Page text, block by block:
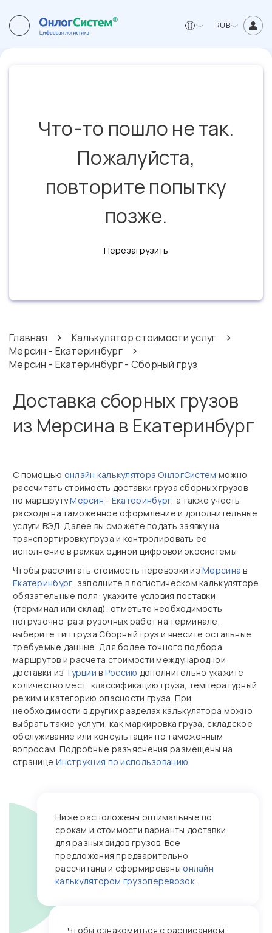
RUB
Что-то пошло не так.
Пожалуйста,
повторите попытку
позже.
Перезагрузить
Главная
Калькулятор стоимости услуг
Мерсин - Екатеринбург
Мерсин - Екатеринбург - Сборный груз
Доставка сборных грузов
из Мерсина в Екатеринбург
С помощью онлайн калькулятора ОнлогСистем можно
рассчитать стоимость доставки груза сборных грузов
по маршрутуМерсин - Екатеринбург, а также учесть
расходы на таможенное оформление и дополнительные
услуги ВЭД. Далее вы сможете подать заявку на
транспортировку груза и контролировать ее
исполнение в рамках единой цифровой экосистемы
Чтобы рассчитать стоимость перевозки изМерсина в
Екатеринбург, заполните в логистическом калькуляторе
обязательные поля: укажите условия поставки
(терминал или склад), отметьте необходимость
погрузочно‑разгрузочных работ на терминале,
выберите тип груза Сборный груз и внесите остальные
требуемые данные. Для более точного подбора
маршрутов и расчета стоимости международной
доставки из Турции в Россию дополнительно укажите
количество мест, классификацию груза, температурный
режим и категорию опасности груза. При
необходимости в других разделах калькулятора можно
выбрать такие услуги, как маркировка груза, складское
обслуживание или консультация по таможенным
вопросам. Подробные разъяснения размещены на
странице Инструкция по использованию.
Ниже расположены оптимальные по
срокам и стоимости варианты доставки
для разных видов грузов. Все
предложения предварительно
рассчитаны и сформированы онлайн
калькулятором грузоперевозок.
Чтобы ознакомиться с расписанием